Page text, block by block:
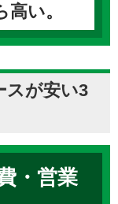
い。
スが安い3
・営業